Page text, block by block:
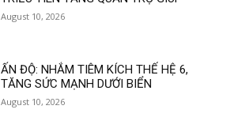
August 10, 2026
ẤN ĐỘ: NHẮM TIÊM KÍCH THẾ HỆ 6,
TĂNG SỨC MẠNH DƯỚI BIỂN
August 10, 2026